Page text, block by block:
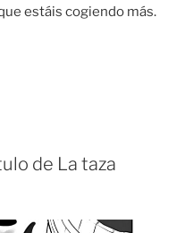
estáis cogiendo más.
de La taza